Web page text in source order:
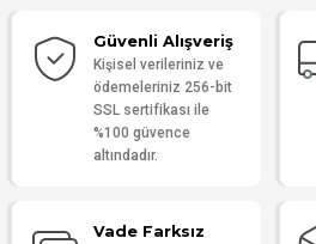
Yorum Yaz
Güvenli Alışveriş
Kişisel verileriniz ve
ödemeleriniz 256-bit
SSL sertifikası ile
%100 güvence
altındadır.
Vade Farksız